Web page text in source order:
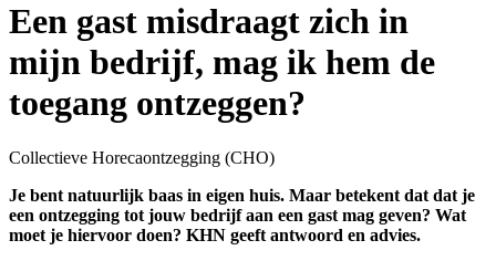
Een gast misdraagt zich in
mijn bedrijf, mag ik hem de
toegang ontzeggen?
Collectieve Horecaontzegging (CHO)
Je bent natuurlijk baas in eigen huis. Maar betekent dat dat je
een ontzegging tot jouw bedrijf aan een gast mag geven? Wat
moet je hiervoor doen? KHN geeft antwoord en advies.